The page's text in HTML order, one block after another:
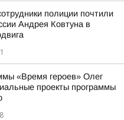
полиции почтили
Андрея Ковтуна в
«Время героев» Олег
проекты программы